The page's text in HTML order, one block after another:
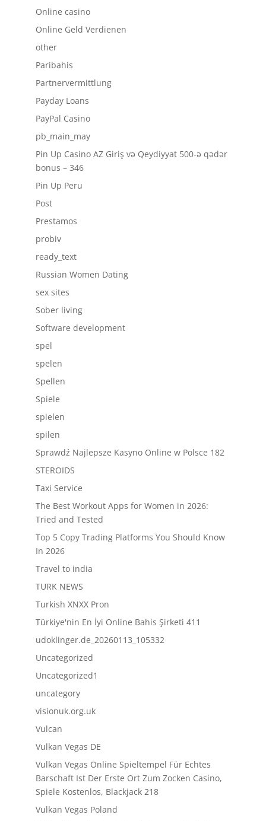
Online casino
Online Geld Verdienen
other
Paribahis
Partnervermittlung
Payday Loans
PayPal Casino
pb_main_may
Pin Up Casino AZ Giriş və Qeydiyyat 500-ə qədər
bonus – 346
Pin Up Peru
Post
Prestamos
probiv
ready_text
Russian Women Dating
sex sites
Sober living
Software development
spel
spelen
Spellen
Spiele
spielen
spilen
Sprawdź Najlepsze Kasyno Online w Polsce 182
STEROIDS
Taxi Service
The Best Workout Apps for Women in 2026:
Tried and Tested
Top 5 Copy Trading Platforms You Should Know
In 2026
Travel to india
TURK NEWS
Turkish XNXX Pron
Türkiye'nin En İyi Online Bahis Şirketi 411
udoklinger.de_20260113_105332
Uncategorized
Uncategorized1
uncategory
visionuk.org.uk
Vulcan
Vulkan Vegas DE
Vulkan Vegas Online Spieltempel Für Echtes
Barschaft Ist Der Erste Ort Zum Zocken Casino,
Spiele Kostenlos, Blackjack 218
Vulkan Vegas Poland